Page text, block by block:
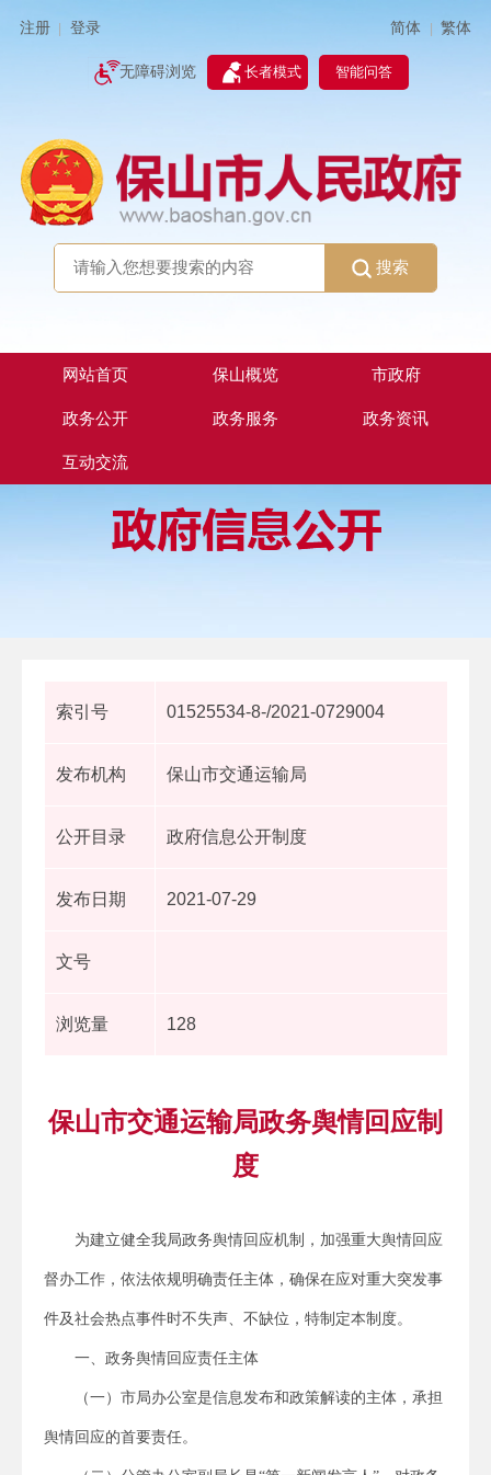
注册 登录 简体 | 繁体
无障碍浏览 长者模式 智能问答
搜索
网站首页 保山概览 市政府
政务公开 政务服务 政务资讯
互动交流
索引号 01525534-8-/2021-0729004
发布机构 保山市交通运输局
公开目录 政府信息公开制度
发布日期 2021-07-29
文号
浏览量 128
保山市交通运输局政务舆情回应制
度
为建立健全我局政务舆情回应机制，加强重大舆情回应
督办工作，依法依规明确责任主体，确保在应对重大突发事
件及社会热点事件时不失声、不缺位，特制定本制度。
一、政务舆情回应责任主体
（一）市局办公室是信息发布和政策解读的主体，承担
舆情回应的首要责任。